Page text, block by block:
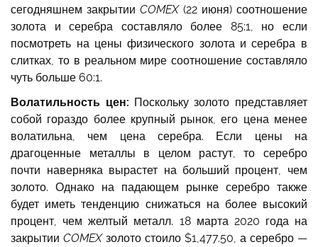
сегодняшнем закрытииCOMEX(22 июня) соотношение
золота и серебра составляло более 85:1, но если
посмотреть на цены физического золота и серебра в
слитках, то в реальном мире соотношение составляло
чуть больше 60:1.
Волатильность цен: Поскольку золото представляет
собой гораздо более крупный рынок, его цена менее
волатильна, чем цена серебра. Если цены на
драгоценные металлы в целом растут, то серебро
почти наверняка вырастет на больший процент, чем
золото. Однако на падающем рынке серебро также
будет иметь тенденцию снижаться на более высокий
процент, чем желтый металл. 18 марта 2020 года на
закрытииCOMEXзолото стоило $1,477.50, а серебро —